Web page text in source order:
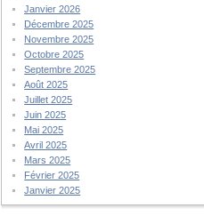
Janvier 2026
Décembre 2025
Novembre 2025
Octobre 2025
Septembre 2025
Août 2025
Juillet 2025
Juin 2025
Mai 2025
Avril 2025
Mars 2025
Février 2025
Janvier 2025